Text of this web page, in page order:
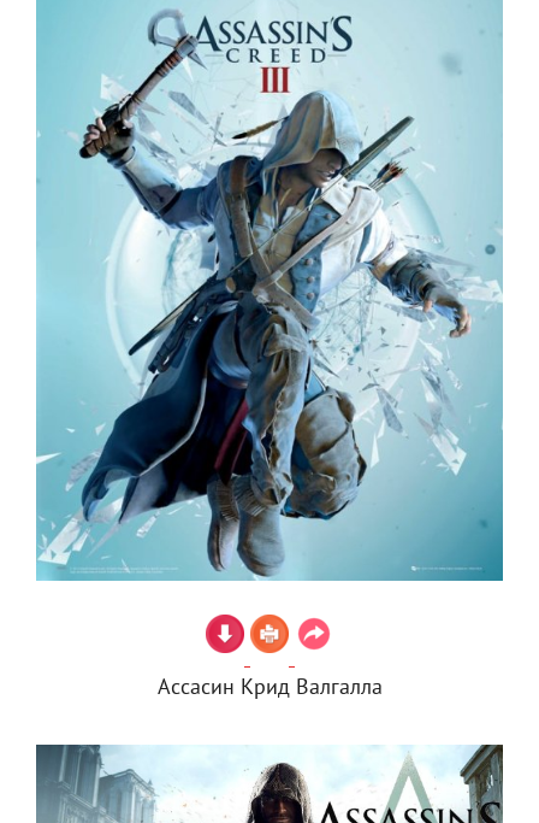
Ассасин Крид Валгалла